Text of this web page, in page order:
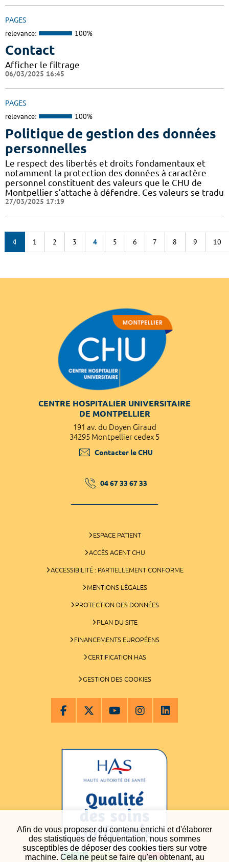
Afin de vous proposer du contenu enrichi et d'élaborer
des statistiques de fréquentation, nous sommes
susceptibles de déposer des cookies tiers sur votre
machine. Cela ne peut se faire qu'en obtenant, au
PAGES
relevance: 100%
Contact
Afficher le filtrage
06/03/2025 16:45
PAGES
relevance: 100%
Politique de gestion des données
personnelles
Le respect des libertés et droits fondamentaux et
notamment la protection des données à caractère
personnel constituent des valeurs que le CHU de
Montpellier s’attache à défendre. Ces valeurs se tradu
27/03/2025 17:19
1 2 3 4 5 6 7 8 9 10
CENTRE HOSPITALIER UNIVERSITAIRE
DE MONTPELLIER
191 av. du Doyen Giraud
34295 Montpellier cedex 5
Contacter le CHU
04 67 33 67 33
ESPACE PATIENT
ACCÈS AGENT CHU
ACCESSIBILITÉ : PARTIELLEMENT CONFORME
MENTIONS LÉGALES
PROTECTION DES DONNÉES
PLAN DU SITE
FINANCEMENTS EUROPÉENS
CERTIFICATION HAS
GESTION DES COOKIES